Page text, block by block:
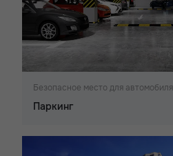
Безопасное место для автомобиля
Паркинг